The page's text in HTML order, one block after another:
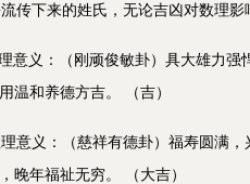
传下来的姓氏，无论吉凶对数理影
意义：（刚顽俊敏卦）具大雄力强
温和养德方吉。 （吉）
意义：（慈祥有德卦）福寿圆满
晚年福祉无穷。 （大吉）